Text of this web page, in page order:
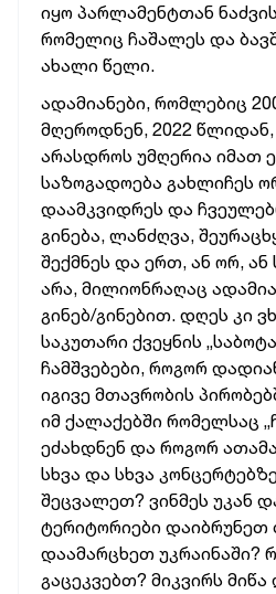
იყო პარლამენტთან
რომელიც ჩაშალეს და
ახალი წელი.
ადამიანები, რომლებიც
მღეროდნენ, 2022
არასდროს უმღერია იმათ
საზოგადოება გახლიჩეს
დაამკვიდრეს და
გინება, ლანძღვა,
შექმნეს და ერთ, ან ორ, ან
არა, მილიონრაღაც
გინებ/გინებით. დღეს კი
საკუთარი ქვეყნის
ჩამშვებები, როგორ
იგივე მთავრობის
იმ ქალაქებში რომელსაც
ეძახდნენ და როგორ
სხვა და სხვა
შეცვალეთ? ვინმეს უკან
ტერიტორიები დაიბრუნეთ
დაამარცხეთ უკრაინაში?
გაცეკვებთ? მიკვირს